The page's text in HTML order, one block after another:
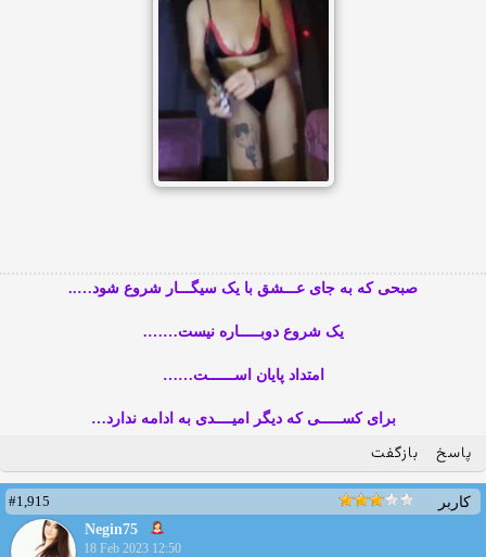
صبحی که به جای عـــشق با یک سیگـــار شروع شود…..
یک شروع دوبـــــاره نیست…….
امتداد پایان اســــــت……
برای کســـــی که دیگر امیــــدی به ادامه ندارد…
پاسخ بازگفت
کاربر
#1,915
Negin75
18 Feb 2023 12:50